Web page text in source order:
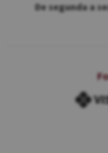
De segunda a